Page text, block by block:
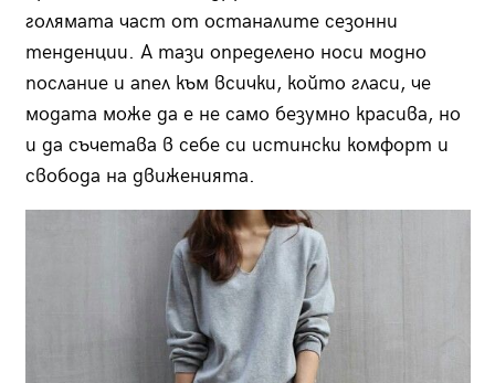
голямата част от останалите сезонни
тенденции. А тази определено носи модно
послание и апел към всички, който гласи, че
модата може да е не само безумно красива, но
и да съчетава в себе си истински комфорт и
свобода на движенията.